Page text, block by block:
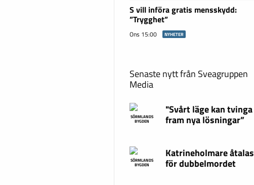
S vill införa gratis mensskydd:
”Trygghet”
Ons 15:00 NYHETER
Senaste nytt från Sveagruppen
Media
SÖRMLANDS
BYGDEN
"Svårt läge kan tvinga
fram nya lösningar”
SÖRMLANDS
BYGDEN
Katrineholmare åtalas
för dubbelmordet